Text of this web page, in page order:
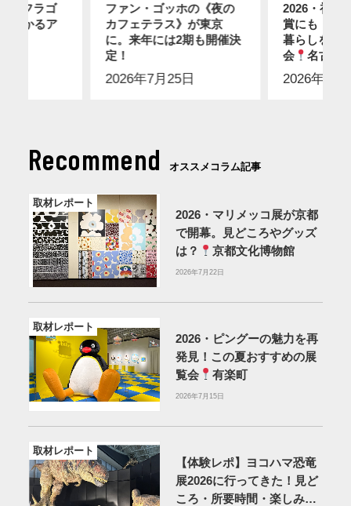
・フラゴ
わかるア
ファン・ゴッホの《夜の
カフェテラス》が東京
に。来年には2期も開催決
定！
2026年7月25日
2026・初め
賞にも！ス
暮らしを感
会
名古屋
2026年7月
Recommend オススメコラム記事
取材レポート
2026・マリメッコ展が京都
で開幕。見どころやグッズ
は？
京都文化博物館
2026年7月22日
取材レポート
2026・ピングーの魅力を再
発見！この夏おすすめの展
覧会
有楽町
2026年7月15日
取材レポート
【体験レポ】ヨコハマ恐竜
展2026に行ってきた！見ど
ころ・所要時間・楽しみ方